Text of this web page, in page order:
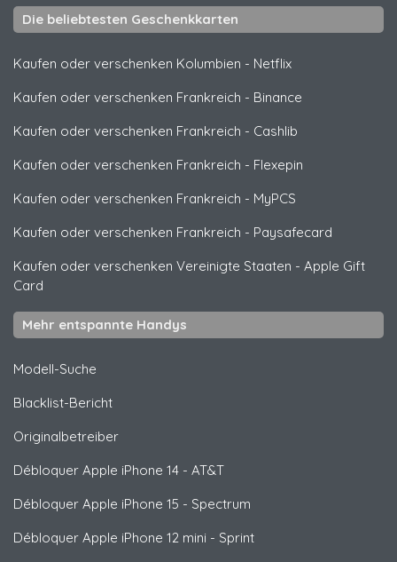
Die beliebtesten Geschenkkarten
Kaufen oder verschenken Kolumbien - Netflix
Kaufen oder verschenken Frankreich - Binance
Kaufen oder verschenken Frankreich - Cashlib
Kaufen oder verschenken Frankreich - Flexepin
Kaufen oder verschenken Frankreich - MyPCS
Kaufen oder verschenken Frankreich - Paysafecard
Kaufen oder verschenken Vereinigte Staaten - Apple Gift
Card
Mehr entspannte Handys
Modell-Suche
Blacklist-Bericht
Originalbetreiber
Débloquer Apple iPhone 14 - AT&T
Débloquer Apple iPhone 15 - Spectrum
Débloquer Apple iPhone 12 mini - Sprint